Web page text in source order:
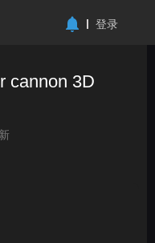
登录
cannon 3D